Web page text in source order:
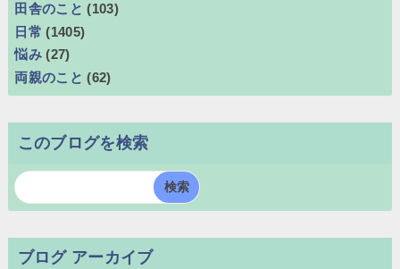
田舎のこと (103)
日常 (1405)
悩み (27)
両親のこと (62)
このブログを検索
ブログ アーカイブ